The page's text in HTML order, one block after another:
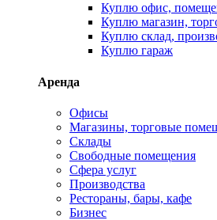
Куплю офис,
Куплю магазин,
Куплю склад,
Куплю гараж
Аренда
Офисы
Магазины, торговые
Склады
Свободные помещения
Сфера услуг
Производства
Рестораны, бары, кафе
Бизнес